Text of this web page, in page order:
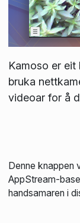
Kamoso er
bruka
videoar for å
Denne knappen
AppStream-
handsamaren i